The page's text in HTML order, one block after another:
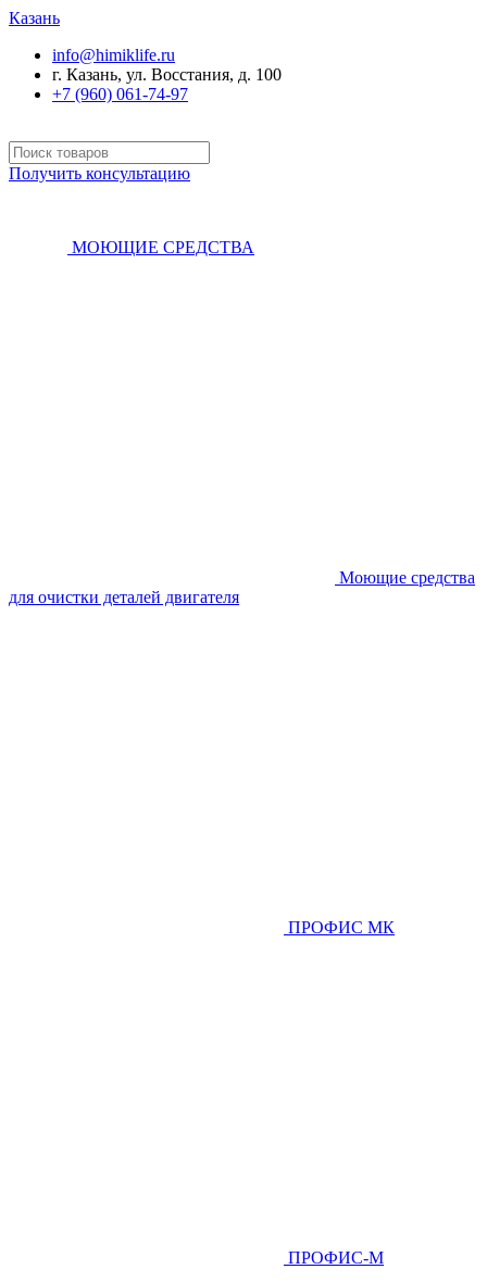
Казань
info@himiklife.ru
г. Казань, ул. Восстания, д. 100
+7 (960) 061-74-97
Получить консультацию
МОЮЩИЕ СРЕДСТВА
Моющие средства
для очистки деталей двигателя
ПРОФИС МК
ПРОФИС-М